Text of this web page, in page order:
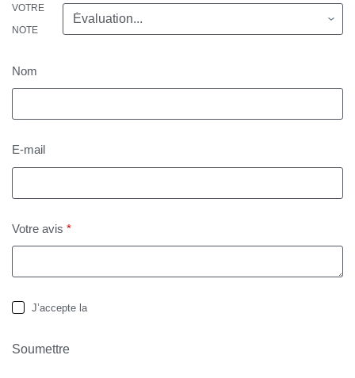
VOTRE
NOTE
Nom
E-mail
Votre avis *
J’accepte la
Soumettre